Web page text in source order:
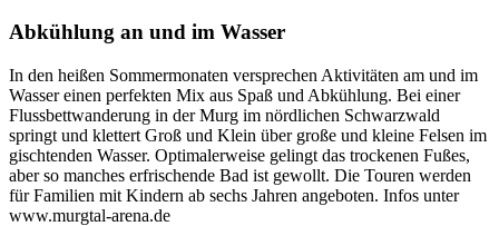
Abkühlung an und im Wasser
In den heißen Sommermonaten versprechen Aktivitäten am und im
Wasser einen perfekten Mix aus Spaß und Abkühlung. Bei einer
Flussbettwanderung in der Murg im nördlichen Schwarzwald
springt und klettert Groß und Klein über große und kleine Felsen im
gischtenden Wasser. Optimalerweise gelingt das trockenen Fußes,
aber so manches erfrischende Bad ist gewollt. Die Touren werden
für Familien mit Kindern ab sechs Jahren angeboten. Infos unter
www.murgtal-arena.de